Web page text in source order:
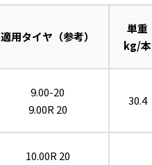
適用タイヤ（参考）
単重
kg/本
9.00-20
9.00R 20
30.4
10.00R 20